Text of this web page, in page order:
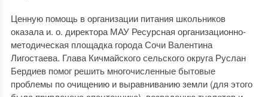
Ценную помощь в организации питания школьников
оказала и. о. директора МАУ Ресурсная организационно-
методическая площадка города Сочи Валентина
Лигостаева. Глава Кичмайского сельского округа Руслан
Бердиев помог решить многочисленные бытовые
проблемы по очищению и выравниванию земли (для этого